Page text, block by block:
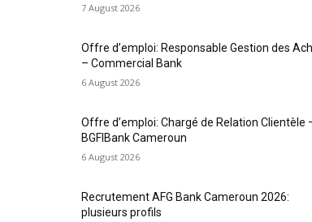
7 August 2026
Offre d’emploi: Responsable Gestion des
– Commercial Bank
6 August 2026
Offre d’emploi: Chargé de Relation Clientèle
BGFIBank Cameroun
6 August 2026
Recrutement AFG Bank Cameroun 2026:
plusieurs profils